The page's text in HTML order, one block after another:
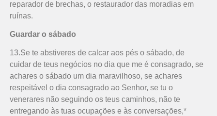
reparador de brechas, o restaurador das moradias em
ruínas.
Guardar o sábado
13.Se te abstiveres de calcar aos pés o sábado, de
cuidar de teus negócios no dia que me é consagrado, se
achares o sábado um dia maravilhoso, se achares
respeitável o dia consagrado ao Senhor, se tu o
venerares não seguindo os teus caminhos, não te
entregando às tuas ocupações e às conversações,*